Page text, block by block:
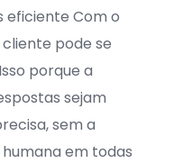
eficiente Com o
pode se
porque a
sejam
sem a
em todas